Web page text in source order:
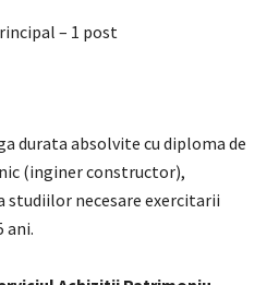
– 1 post
durata absolvite cu diploma de
(inginer constructor),
studiilor necesare exercitarii
ani.